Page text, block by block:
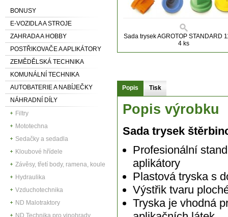
BONUSY
E-VOZIDLA A STROJE
ZAHRADA A HOBBY
POSTŘIKOVAČE A APLIKÁTORY
ZEMĚDĚLSKÁ TECHNIKA
KOMUNÁLNÍ TECHNIKA
AUTOBATERIE A NABÍJEČKY
NÁHRADNÍ DÍLY
Filtry
Mototechna
Sedačky a sedadla
Kloubové hřídele
Závěsy, třetí body, ramena, koule
Hydraulika
Vzduchotechnika
ND Malotraktory
ND Technika pro vinohrady
Sada trysek AGROTOP STANDARD
4 ks
Popis Tisk
Popis výrobku
Sada trysek
Profesionální
aplikátory
Plastová tryska s
Výstřik tvaru
Tryska je vhodná